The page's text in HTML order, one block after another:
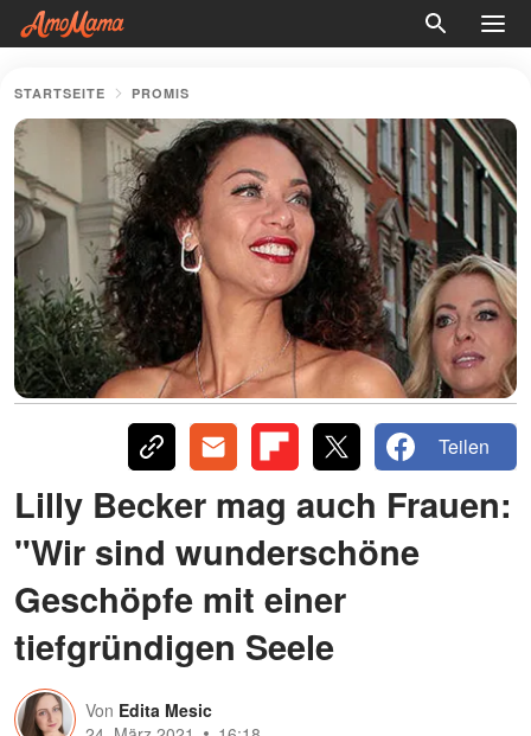
STARTSEITE PROMIS
Teilen
Lilly Becker mag auch Frauen:
"Wir sind wunderschöne
Geschöpfe mit einer
tiefgründigen Seele
Von Edita Mesic